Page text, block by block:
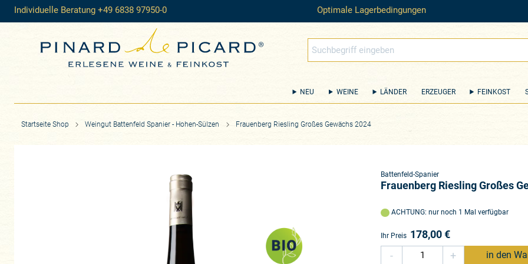
Individuelle Beratung +49 6838 97950-0 Optimale Lagerbedingungen
NEU WEINE LÄNDER ERZEUGER FEINKOST
Startseite Shop Weingut Battenfeld Spanier - Hohen-Sülzen Frauenberg Riesling Großes Gewächs 2024
Battenfeld-Spanier
Frauenberg Riesling Großes
ACHTUNG: nur noch 1 Mal verfügbar
Ihr Preis 178,00€
-
+ in den